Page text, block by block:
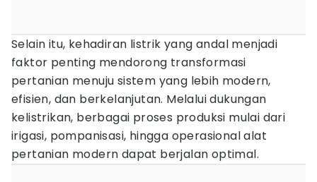
Selain itu, kehadiran listrik yang andal menjadi
faktor penting mendorong transformasi
pertanian menuju sistem yang lebih modern,
efisien, dan berkelanjutan. Melalui dukungan
kelistrikan, berbagai proses produksi mulai dari
irigasi, pompanisasi, hingga operasional alat
pertanian modern dapat berjalan optimal.